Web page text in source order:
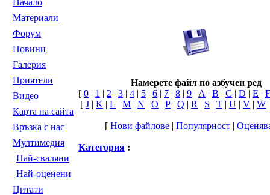
Началo
Материали
Форум
Новини
Галерия
Приятели
Видео
Карта на сайта
Връзка с нас
Мултимедия
Най-сваляни
Най-оценени
Цитати
Намерете файл по азбучен ред
[ 0 | 1 | 2 | 3 | 4 | 5 | 6 | 7 | 8 | 9 | A | B | C | D | E | F
[ J | K | L | M | N | O | P | Q | R | S | T | U | V | W
[ Нови файлове| Популярност|
Категория :